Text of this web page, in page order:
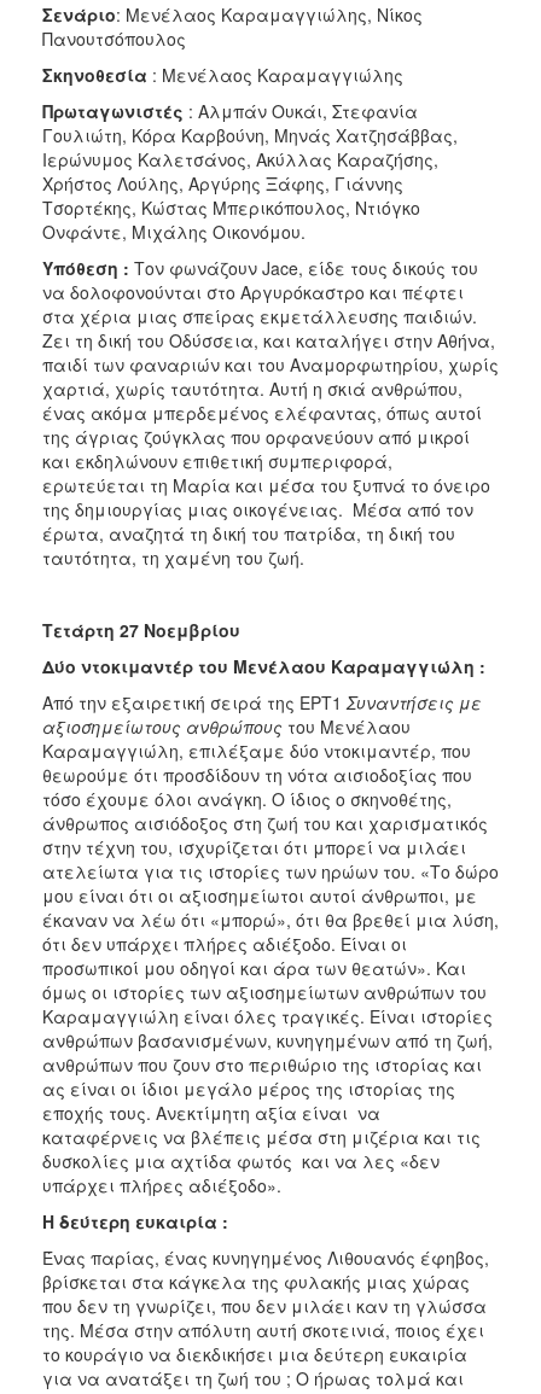
Σενάριο: Μενέλαος Καραμαγγιώλης, Νίκος
Πανουτσόπουλος
Σκηνοθεσία : Μενέλαος Καραμαγγιώλης
Πρωταγωνιστές : Αλμπάν Ουκάι, Στεφανία
Γουλιώτη, Κόρα Καρβούνη, Μηνάς Χατζησάββας,
Ιερώνυμος Καλετσάνος, Ακύλλας Καραζήσης,
Χρήστος Λούλης, Αργύρης Ξάφης, Γιάννης
Τσορτέκης, Κώστας Μπερικόπουλος, Ντιόγκο
Ονφάντε, Μιχάλης Οικονόμου.
Υπόθεση : Τον φωνάζουν Jace, είδε τους δικούς του
να δολοφονούνται στο Αργυρόκαστρο και πέφτει
στα χέρια μιας σπείρας εκμετάλλευσης παιδιών.
Ζει τη δική του Οδύσσεια, και καταλήγει στην Αθήνα,
παιδί των φαναριών και του Αναμορφωτηρίου, χωρίς
χαρτιά, χωρίς ταυτότητα. Αυτή η σκιά ανθρώπου,
ένας ακόμα μπερδεμένος ελέφαντας, όπως αυτοί
της άγριας ζούγκλας που ορφανεύουν από μικροί
και εκδηλώνουν επιθετική συμπεριφορά,
ερωτεύεται τη Μαρία και μέσα του ξυπνά το όνειρο
της δημιουργίας μιας οικογένειας. Μέσα από τον
έρωτα, αναζητά τη δική του πατρίδα, τη δική του
ταυτότητα, τη χαμένη του ζωή.
Τετάρτη 27 Νοεμβρίου
Δύο ντοκιμαντέρ του Μενέλαου Καραμαγγιώλη :
Από την εξαιρετική σειρά της ΕΡΤ1 Συναντήσεις με
αξιοσημείωτους ανθρώπους του Μενέλαου
Καραμαγγιώλη, επιλέξαμε δύο ντοκιμαντέρ, που
θεωρούμε ότι προσδίδουν τη νότα αισιοδοξίας που
τόσο έχουμε όλοι ανάγκη. Ο ίδιος ο σκηνοθέτης,
άνθρωπος αισιόδοξος στη ζωή του και χαρισματικός
στην τέχνη του, ισχυρίζεται ότι μπορεί να μιλάει
ατελείωτα για τις ιστορίες των ηρώων του. «Το δώρο
μου είναι ότι οι αξιοσημείωτοι αυτοί άνθρωποι, με
έκαναν να λέω ότι «μπορώ», ότι θα βρεθεί μια λύση,
ότι δεν υπάρχει πλήρες αδιέξοδο. Είναι οι
προσωπικοί μου οδηγοί και άρα των θεατών». Και
όμως οι ιστορίες των αξιοσημείωτων ανθρώπων του
Καραμαγγιώλη είναι όλες τραγικές. Είναι ιστορίες
ανθρώπων βασανισμένων, κυνηγημένων από τη ζωή,
ανθρώπων που ζουν στο περιθώριο της ιστορίας και
ας είναι οι ίδιοι μεγάλο μέρος της ιστορίας της
εποχής τους. Ανεκτίμητη αξία είναι να
καταφέρνεις να βλέπεις μέσα στη μιζέρια και τις
δυσκολίες μια αχτίδα φωτός και να λες «δεν
υπάρχει πλήρες αδιέξοδο».
Η δεύτερη ευκαιρία :
Ένας παρίας, ένας κυνηγημένος Λιθουανός έφηβος,
βρίσκεται στα κάγκελα της φυλακής μιας χώρας
που δεν τη γνωρίζει, που δεν μιλάει καν τη γλώσσα
της. Μέσα στην απόλυτη αυτή σκοτεινιά, ποιος έχει
το κουράγιο να διεκδικήσει μια δεύτερη ευκαιρία
για να ανατάξει τη ζωή του ; Ο ήρωας τολμά και